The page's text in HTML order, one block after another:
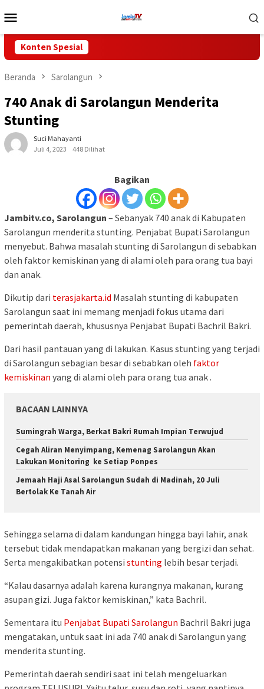
ke
Mobile
Konten Spesial
Beranda Sarolangun
740 Anak di Sarolangun Menderita
Stunting
Suci Mahayanti
Juli 4, 2023
448 Dilihat
Bagikan
Jambitv.co, Sarolangun – Sebanyak 740 anak di Kabupaten
Sarolangun menderita stunting. Penjabat Bupati Sarolangun
menyebut. Bahwa masalah stunting di Sarolangun di sebabkan
oleh faktor kemiskinan yang di alami oleh para orang tua bayi
dan anak.
Dikutip dari terasjakarta.id Masalah stunting di kabupaten
Sarolangun saat ini memang menjadi fokus utama dari
pemerintah daerah, khususnya Penjabat Bupati Bachril Bakri.
Dari hasil pantauan yang di lakukan. Kasus stunting yang terjadi
di Sarolangun sebagian besar di sebabkan oleh faktor
kemiskinan yang di alami oleh para orang tua anak .
BACAAN LAINNYA
Sumingrah Warga, Berkat Bakri Rumah Impian Terwujud
Cegah Aliran Menyimpang, Kemenag Sarolangun Akan
Lakukan Monitoring ke Setiap Ponpes
Jemaah Haji Asal Sarolangun Sudah di Madinah, 20 Juli
Bertolak Ke Tanah Air
Sehingga selama di dalam kandungan hingga bayi lahir, anak
tersebut tidak mendapatkan makanan yang bergizi dan sehat.
Serta mengakibatkan potensi stunting lebih besar terjadi.
“Kalau dasarnya adalah karena kurangnya makanan, kurang
asupan gizi. Juga faktor kemiskinan,” kata Bachril.
Sementara itu Penjabat Bupati Sarolangun Bachril Bakri juga
mengatakan, untuk saat ini ada 740 anak di Sarolangun yang
menderita stunting.
Pemerintah daerah sendiri saat ini telah mengeluarkan